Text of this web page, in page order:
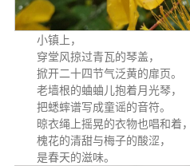
小镇上，
穿堂风掠过青瓦的琴盖，
掀开二十四节气泛黄的扉页。
老墙根的蛐蛐儿抱着月光琴，
把蟋蟀谱写成童谣的音符。
晾衣绳上摇晃的衣物也唱和着，
槐花的清甜与梅子的酸涩，
是春天的滋味。